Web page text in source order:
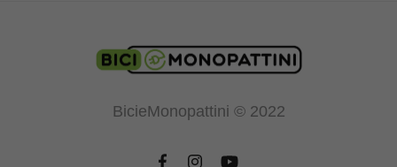
BicieMonopattini © 2022